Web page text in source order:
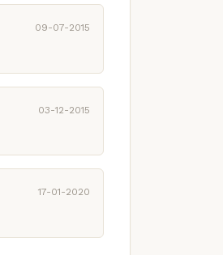
09-07-2015
03-12-2015
17-01-2020